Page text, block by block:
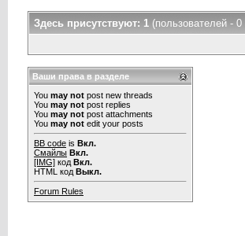
Здесь присутствуют: 1 (пользователей - 0
Ваши права в разделе
You may not post new threads
You may not post replies
You may not post attachments
You may not edit your posts
BB code is Вкл.
Смайлы Вкл.
[IMG] код Вкл.
HTML код Выкл.
Forum Rules